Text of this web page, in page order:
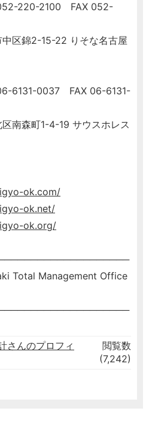
052-220-2100 FAX 052-
区錦2-15-22 りそな名古屋
6131-0037 FAX 06-6131-
南森町1-4-19 サウスホレス
ok.com/
ok.net/
ok.org/
Total Management Office
さんのプロフィ
閲覧数
(7,242)